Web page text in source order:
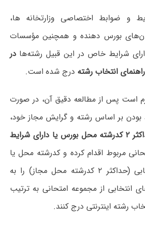
و ضوابط اختصاصی وزارتخانه ها،
بورس دهنده و همچنین مؤسسات
شرایط خاص در این قبیل رشته‌ها در
انتخاب رشته درج شده است.
است پس از مطالعه دقیق آن، در صورت
بودن بر اساس رشته و گرایش مجاز خود،
انتخاب حداکثر ۲ کدرشته محل بورس یا دارای شرایط
مربوط اقدام کرده و کدرشته محل یا
رشته محل‌های انتخابی (حداکثر ۲ کدرشته محل مجاز) را به
انتخابی از مجموعه امتحانی به ترتیب
رشته اینترنتی درج کنند.